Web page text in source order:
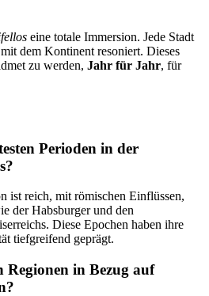
eine totale Immersion. Jede Stadt
dem Kontinent resoniert. Dieses
zu werden, Jahr für Jahr, für
Perioden in der
ist reich, mit römischen Einflüssen,
der Habsburger und den
Diese Epochen haben ihre
tiefgreifend geprägt.
Regionen in Bezug auf